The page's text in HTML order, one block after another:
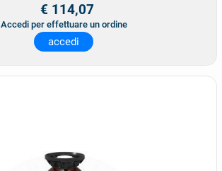
€ 114,07
Accedi per effettuare un ordine
accedi